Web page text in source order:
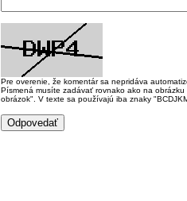
Pre overenie, že komentár sa nepridáva
Písmená musíte zadávať rovnako ako na
obrázok". V texte sa používajú iba znaky